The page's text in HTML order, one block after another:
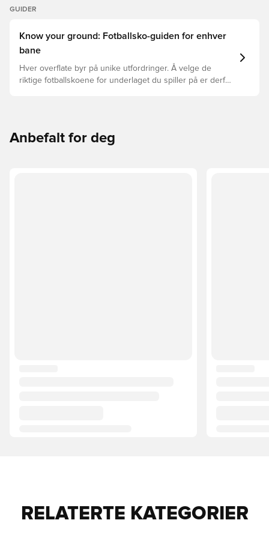
GUIDER
Know your ground: Fotballsko-guiden for enhver
bane
Hver overflate byr på unike utfordringer. Å velge de
riktige fotballskoene for underlaget du spiller på er derfor
Anbefalt for deg
RELATERTE KATEGORIER